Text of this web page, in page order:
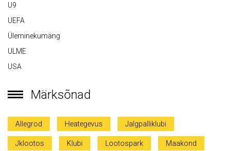
U9
UEFA
Üleminekumäng
ULME
USA
Märksõnad
Allegrod Heategevus Jalgpalliklubi
Jklootos Klubi Lootospark Maakond